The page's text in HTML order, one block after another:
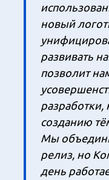
новый
развивать
позволит
разработки,
созданию
Мы
релиз, но
день